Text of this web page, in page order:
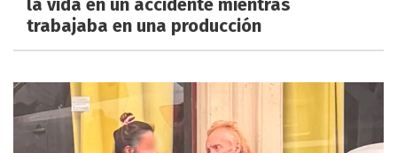
trabajaba en una producción